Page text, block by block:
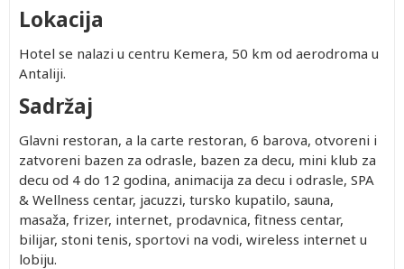
Lokacija
Hotel se nalazi u centru Kemera, 50 km od aerodroma u
Antaliji.
Sadržaj
Glavni restoran, a la carte restoran, 6 barova, otvoreni i
zatvoreni bazen za odrasle, bazen za decu, mini klub za
decu od 4 do 12 godina, animacija za decu i odrasle, SPA
& Wellness centar, jacuzzi, tursko kupatilo, sauna,
masaža, frizer, internet, prodavnica, fitness centar,
bilijar, stoni tenis, sportovi na vodi, wireless internet u
lobiju.
Drugo
11.99
god.
(Prvo
dete 2-
402.00
402.00
Po
osobi u
trokrevetnoj
sobi
1,532.00
1,992.00
Prvo
1.99
god.
Besplatno
Prvo
dete 2-
11.99
god.
402.00